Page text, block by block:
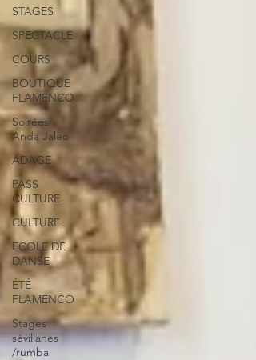
STAGES
SPECTACLE
COURS
BOUTIQUE
FLAMENCO
Soirées
Anda Jaleo
ADAGE
PASS
CULTURE
CULTURE
ECOLE DE
DANSE
ÉTÉ
FLAMENCO
Stages
sévillanes
/rumba